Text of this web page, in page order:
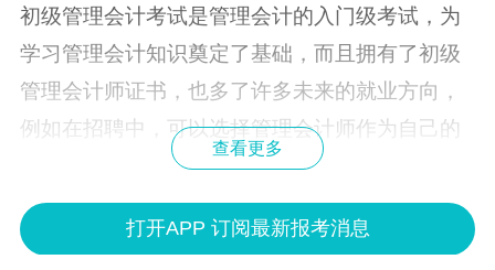
初级管理会计考试是管理会计的入门级考试，为
学习管理会计知识奠定了基础，而且拥有了初级
管理会计师证书， 也多了许多未来的就业方向，
例如在招聘中，可以选择管理会计师作为自己的
第一份工作，当积累了一些工作经验后，也将拥
有较为清晰的职业上升空间。
查看更多
打开APP 订阅最新报考消息